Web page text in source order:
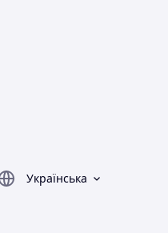
Українська